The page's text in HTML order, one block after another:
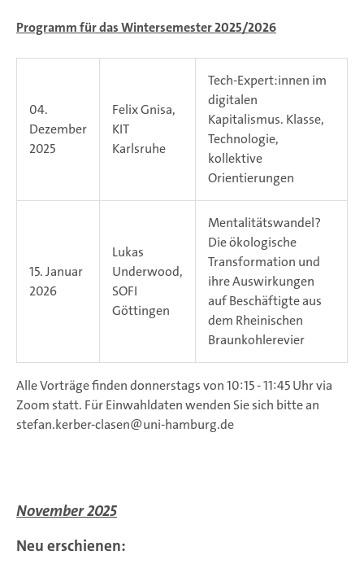
Programm für das Wintersemester 2025/2026
04.
Dezember
2025
Felix Gnisa,
KIT
Karlsruhe
Tech-Expert:innen im
digitalen
Kapitalismus. Klasse,
Technologie,
kollektive
Orientierungen
15. Januar
2026
Lukas
Underwood,
SOFI
Göttingen
Mentalitätswandel?
Die ökologische
Transformation und
ihre Auswirkungen
auf Beschäftigte aus
dem Rheinischen
Braunkohlerevier
Alle Vorträge finden donnerstags von 10:15 - 11:45 Uhr via
Zoom statt. Für Einwahldaten wenden Sie sich bitte an
stefan.kerber-clasen@uni-hamburg.de
November 2025
Neu erschienen: